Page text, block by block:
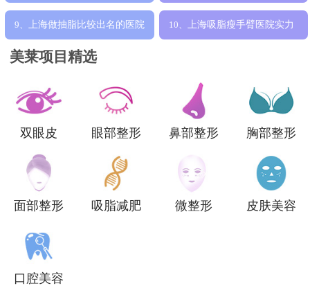
点，吸脂技术 哪些，哪家吸
9、 上海做抽脂比较出名的医院
是哪家，吸脂
10、 上海吸脂瘦手臂医院实力
美莱项目精选
双眼皮 眼部整形 鼻部整形 胸部整形
面部整形 吸脂减肥 微整形 皮肤美容
口腔美容